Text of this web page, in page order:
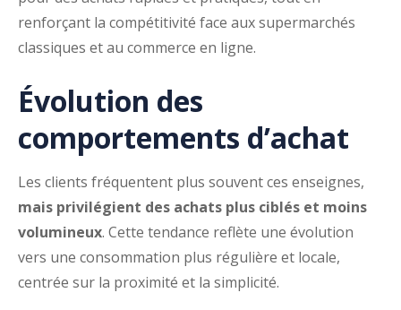
renforçant la compétitivité face aux supermarchés
classiques et au commerce en ligne.
Évolution des
comportements d’achat
Les clients fréquentent plus souvent ces enseignes,
mais privilégient des achats plus ciblés et moins
volumineux. Cette tendance reflète une évolution
vers une consommation plus régulière et locale,
centrée sur la proximité et la simplicité.